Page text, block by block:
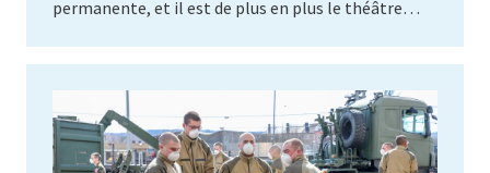
permanente, et il est de plus en plus le théâtre
par…